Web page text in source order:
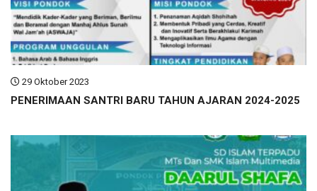
29 Oktober 2023
PENERIMAAN SANTRI BARU TAHUN AJARAN 2024-2025